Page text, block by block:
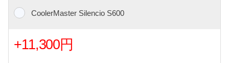
CoolerMaster Silencio S600
+11,300円